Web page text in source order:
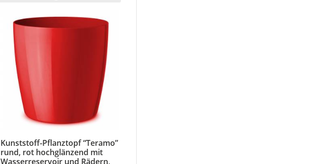
Kunststoff-Pflanztopf “Teramo”
rund, rot hochglänzend mit
Wasserreservoir und Rädern,